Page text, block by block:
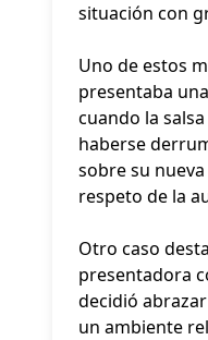
situación con
Uno de estos
presentaba
cuando la
haberse
sobre su
respeto de la
Otro caso
presentadora
decidió
un ambiente